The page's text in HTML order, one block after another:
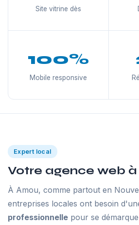
Site vitrine dès
100%
Mobile responsive
Expert local
Votre agence web
À Amou, comme partout en
entreprises locales ont besoin
professionnelle pour se